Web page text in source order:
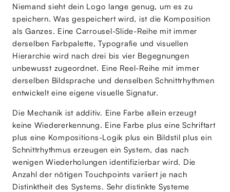
Niemand sieht dein Logo lange genug, um es zu
speichern. Was gespeichert wird, ist die Komposition
als Ganzes. Eine Carrousel-Slide-Reihe mit immer
derselben Farbpalette, Typografie und visuellen
Hierarchie wird nach drei bis vier Begegnungen
unbewusst zugeordnet. Eine Reel-Reihe mit immer
derselben Bildsprache und denselben Schnittrhythmen
entwickelt eine eigene visuelle Signatur.
Die Mechanik ist additiv. Eine Farbe allein erzeugt
keine Wiedererkennung. Eine Farbe plus eine Schriftart
plus eine Kompositions-Logik plus ein Bildstil plus ein
Schnittrhythmus erzeugen ein System, das nach
wenigen Wiederholungen identifizierbar wird. Die
Anzahl der nötigen Touchpoints variiert je nach
Distinktheit des Systems. Sehr distinkte Systeme